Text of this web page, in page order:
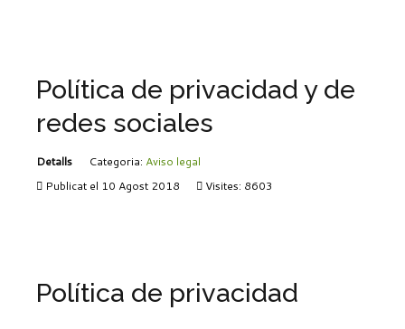
CARTELLS DE MENORCA
CARTELLS DE EIVISSA
CARTELLS DE BALEARS
IMATGES
RÀNQUINGS
RÀNQUING VETERANS
RÀNQUING MENORS FPIB
SUNPAD
MEMÒRIA ESPORTIVA
Política de privacidad y de
redes sociales
Detalls Categoria: Aviso legal
Publicat el 10 Agost 2018
Visites: 8603
Política de privacidad